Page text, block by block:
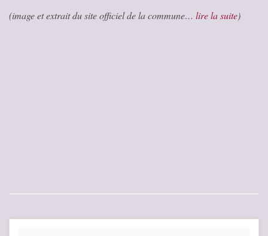
(image et extrait du site officiel de la commune… lire la suite)